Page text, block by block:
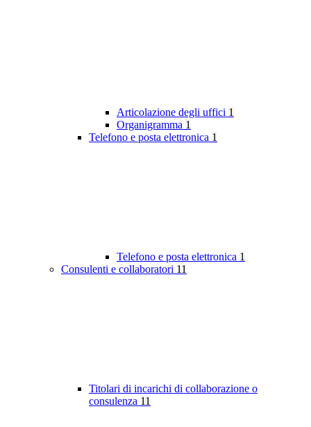
Articolazione degli uffici 1
Organigramma 1
Telefono e posta elettronica 1
Telefono e posta elettronica 1
Consulenti e collaboratori 11
Titolari di incarichi di collaborazione o
consulenza 11